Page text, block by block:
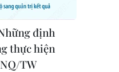
định
thực hiện
TW